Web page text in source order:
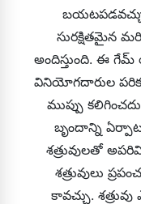
సురక్షితమైన
అందిస్తుంది. ఈ
వినియోగదారుల
ముప్పు
బృందాన్ని
శత్రువులతో
శత్రువులు
కావచ్చు.